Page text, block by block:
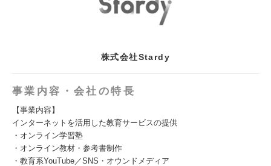
株式会社Stardy
事業内容・会社の特長
【事業内容】
インターネットを活用した教育サービスの提供
・オンライン学習塾
・オンライン教材・参考書制作
・教育系YouTube／SNS・オウンドメディア